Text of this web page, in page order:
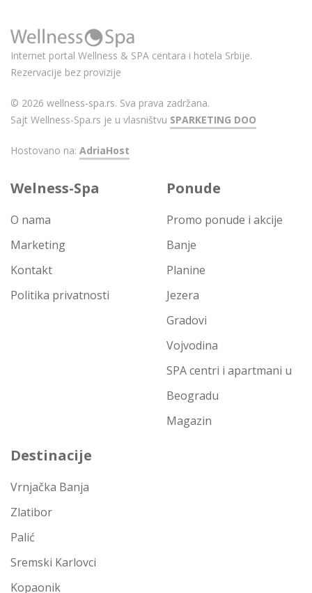
Internet portal Wellness & SPA centara i hotela Srbije.
Rezervacije bez provizije
© 2026 wellness-spa.rs. Sva prava zadržana.
Sajt Wellness-Spa.rs je u vlasništvu SPARKETING DOO
Hostovano na: AdriaHost
Welness-Spa
O nama
Marketing
Kontakt
Politika privatnosti
Ponude
Promo ponude i akcije
Banje
Planine
Jezera
Gradovi
Vojvodina
SPA centri i apartmani u
Beogradu
Magazin
Destinacije
Vrnjačka Banja
Zlatibor
Palić
Sremski Karlovci
Kopaonik